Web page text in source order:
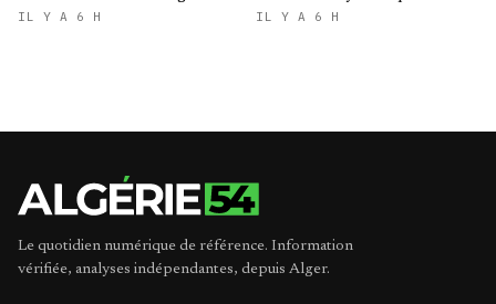
refroidit les ambitions
IL Y A 6 H
IL Y A 6 H
Le quotidien numérique de référence. Information
vérifiée, analyses indépendantes, depuis Alger.